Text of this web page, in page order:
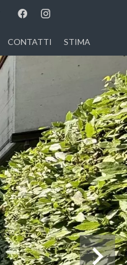
CONTATTI STIMA